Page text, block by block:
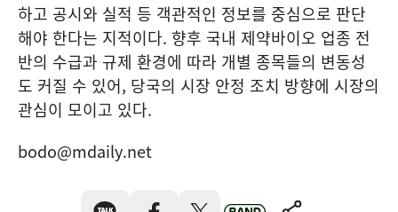
하고 공시와 실적 등 객관적인 정보를 중심으로 판단
해야 한다는 지적이다. 향후 국내 제약바이오 업종 전
반의 수급과 규제 환경에 따라 개별 종목들의 변동성
도 커질 수 있어, 당국의 시장 안정 조치 방향에 시장의
관심이 모이고 있다.
bodo@mdaily.net